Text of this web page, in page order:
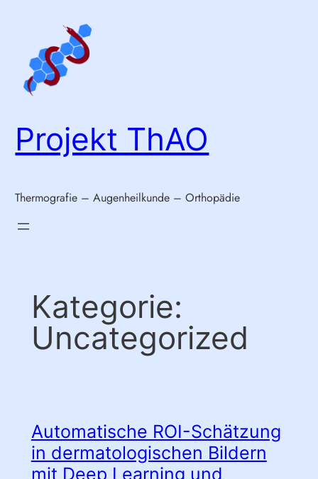
springen
Projekt ThAO
Thermografie – Augenheilkunde – Orthopädie
Kategorie:
Uncategorized
Automatische ROI-Schätzung
in dermatologischen Bildern
mit Deep Learning und